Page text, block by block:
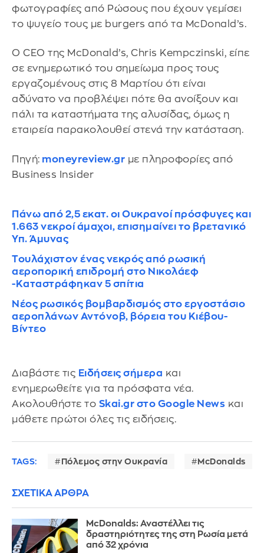
φωτογραφίες από Ρώσους που έχουν γεμίσει
το ψυγείο τους με burgers από τα McDonald’s.
Ο CEO της McDonald’s, Chris Kempczinski, είπε
σε ενημερωτικό του σημείωμα προς τους
εργαζομένους στις 8 Μαρτίου ότι είναι
αδύνατο να προβλέψει πότε θα ανοίξουν και
πάλι τα καταστήματα της αλυσίδας, όμως η
εταιρεία παρακολουθεί στενά την κατάσταση.
Πηγή: moneyreview.gr με πληροφορίες από
Business Insider
Πάνω από 2,5 εκατ. οι Ουκρανοί πρόσφυγες και
1.663 νεκροί άμαχοι, επισημαίνει το βρετανικό
Υπ. Άμυνας
Τουλάχιστον ένας νεκρός από ρωσική
αεροπορική επιδρομή στο Νικολάεφ
-Καταστράφηκαν 5 σπίτια
Νέος ρωσικός βομβαρδισμός στο εργοστάσιο
αεροπλάνων Αντόνοβ, βόρεια του Κιέβου-
Βίντεο
Διαβάστε τις Ειδήσεις σήμερα και
ενημερωθείτε για τα πρόσφατα νέα.
Ακολουθήστε το Skai.gr στο Google News και
μάθετε πρώτοι όλες τις ειδήσεις.
TAGS: Πόλεμος στην Ουκρανία McDonalds
ΣΧΕΤΙΚΑ ΑΡΘΡΑ
McDonalds: Αναστέλλει τις
δραστηριότητες της στη Ρωσία μετά
από 32 χρόνια